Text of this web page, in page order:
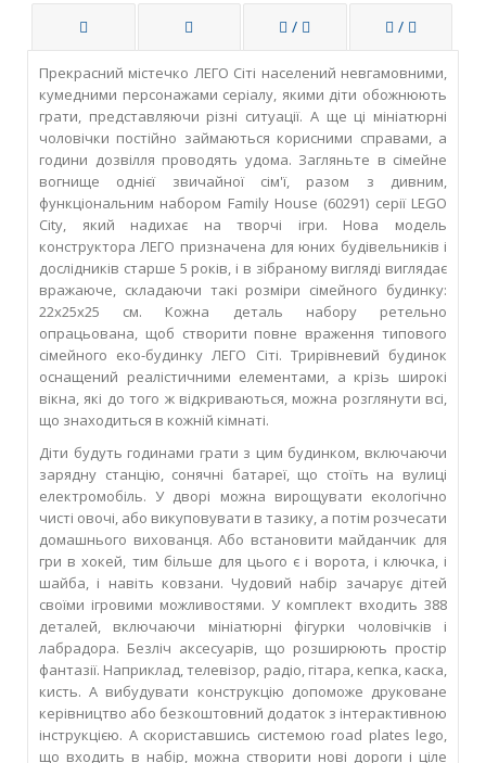
/ /
Прекрасний містечко ЛЕГО Сіті населений невгамовними,
кумедними персонажами серіалу, якими діти обожнюють
грати, представляючи різні ситуації. А ще ці мініатюрні
чоловічки постійно займаються корисними справами, а
години дозвілля проводять удома. Загляньте в сімейне
вогнище однієї звичайної сім'ї, разом з дивним,
функціональним набором Family House (60291) серії LEGO
City, який надихає на творчі ігри. Нова модель
конструктора ЛЕГО призначена для юних будівельників і
дослідників старше 5 років, і в зібраному вигляді виглядає
вражаюче, складаючи такі розміри сімейного будинку:
22х25х25 см. Кожна деталь набору ретельно
опрацьована, щоб створити повне враження типового
сімейного еко-будинку ЛЕГО Сіті. Трирівневий будинок
оснащений реалістичними елементами, а крізь широкі
вікна, які до того ж відкриваються, можна розглянути всі,
що знаходиться в кожній кімнаті.
Діти будуть годинами грати з цим будинком, включаючи
зарядну станцію, сонячні батареї, що стоїть на вулиці
електромобіль. У дворі можна вирощувати екологічно
чисті овочі, або викуповувати в тазику, а потім розчесати
домашнього вихованця. Або встановити майданчик для
гри в хокей, тим більше для цього є і ворота, і ключка, і
шайба, і навіть ковзани. Чудовий набір зачарує дітей
своїми ігровими можливостями. У комплект входить 388
деталей, включаючи мініатюрні фігурки чоловічків і
лабрадора. Безліч аксесуарів, що розширюють простір
фантазії. Наприклад, телевізор, радіо, гітара, кепка, каска,
кисть. А вибудувати конструкцію допоможе друковане
керівництво або безкоштовний додаток з інтерактивною
інструкцією. А скориставшись системою road plates lego,
що входить в набір, можна створити нові дороги і ціле